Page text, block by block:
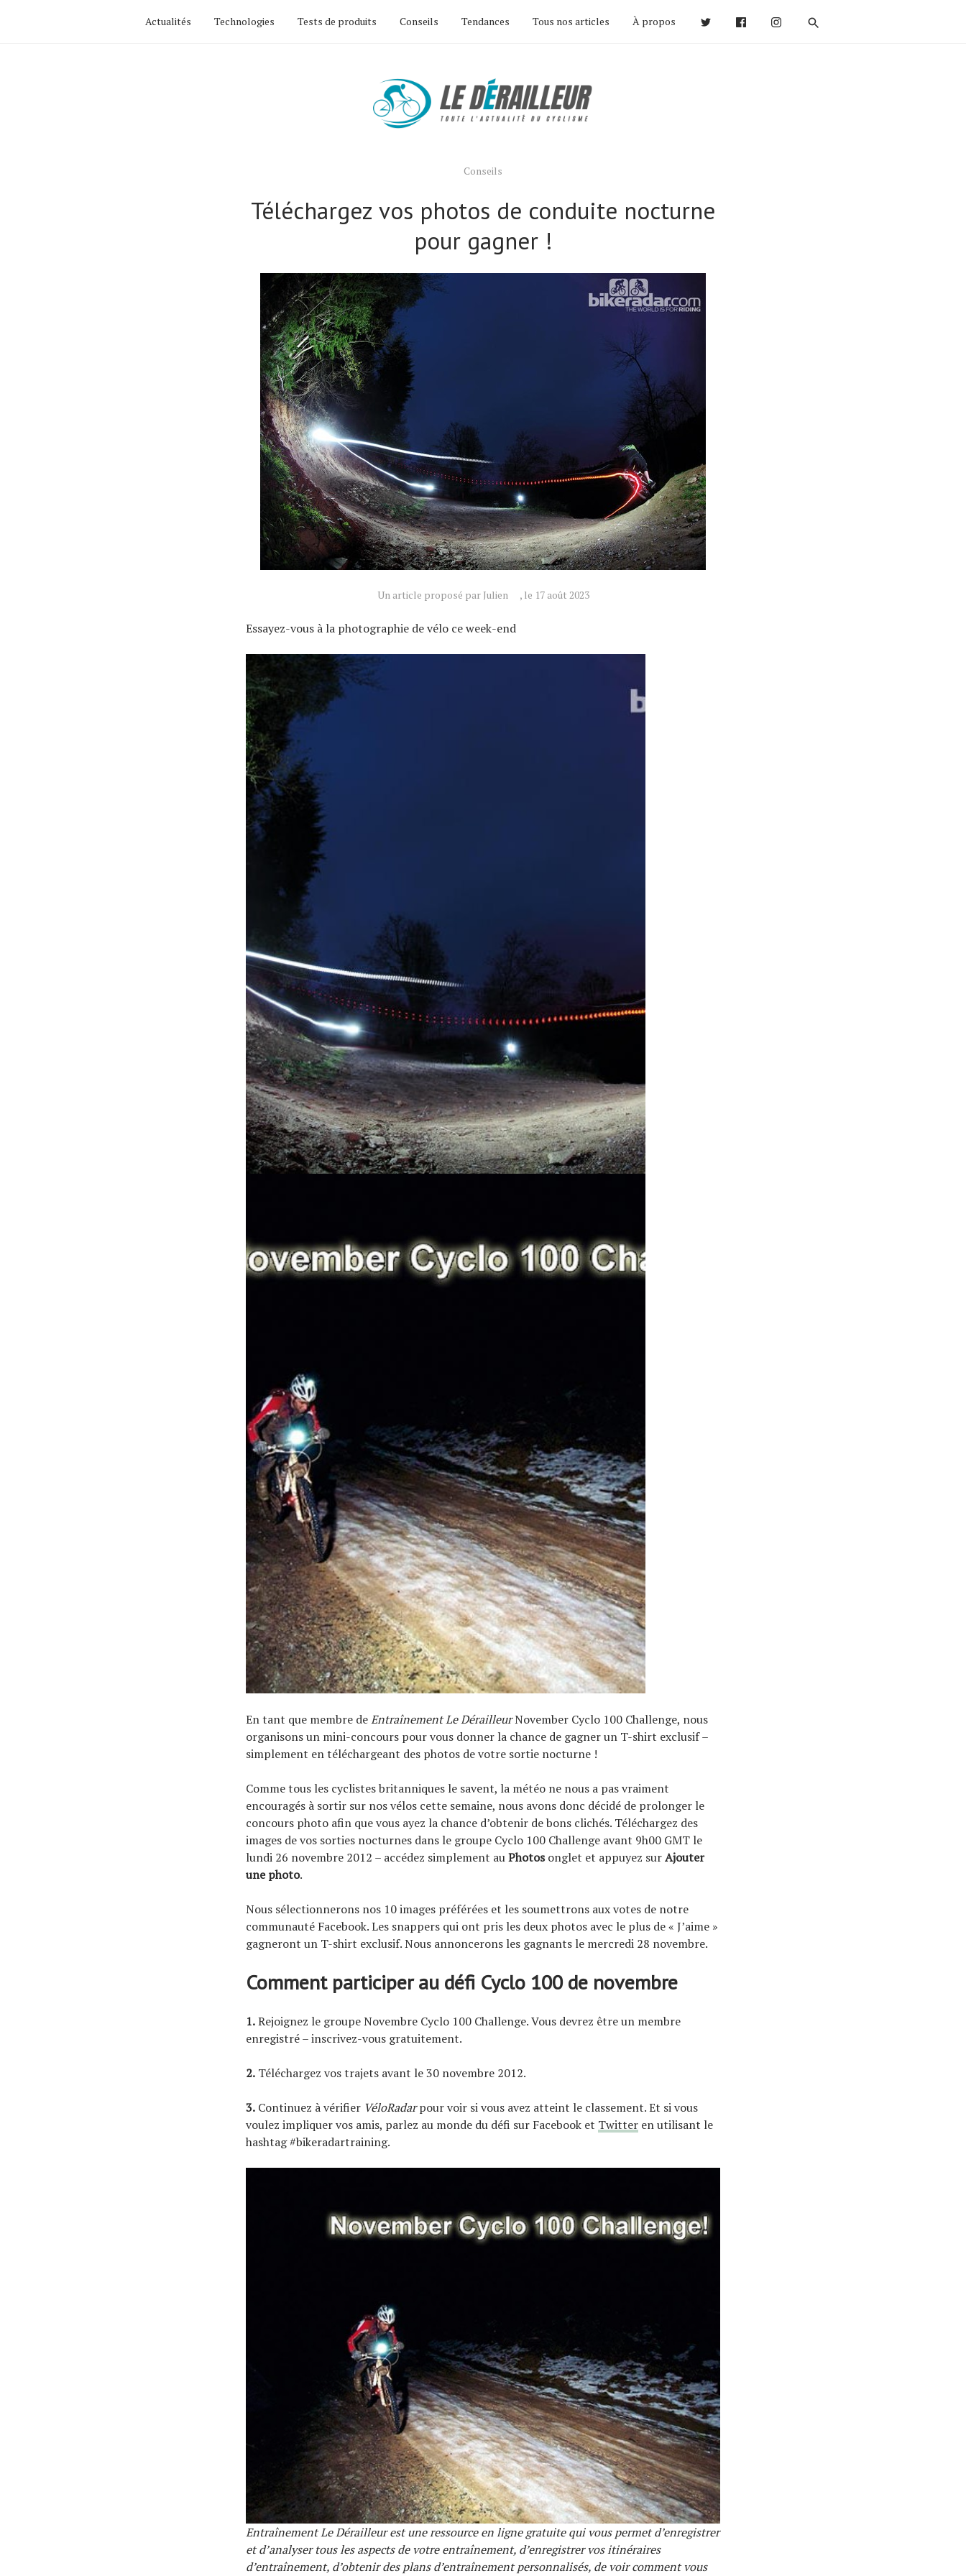
Actualités Technologies Tests de produits Conseils Tendances Tous nos articles À propos
Conseils
Téléchargez vos photos de conduite nocturne
pour gagner !
Un article proposé par Julien , le 17 août 2023
Essayez-vous à la photographie de vélo ce week-end
En tant que membre deEntraînement Le DérailleurNovember Cyclo 100 Challenge, nous
organisons un mini-concours pour vous donner la chance de gagner un T-shirt exclusif –
simplement en téléchargeant des photos de votre sortie nocturne !
Comme tous les cyclistes britanniques le savent, la météo ne nous a pas vraiment
encouragés à sortir sur nos vélos cette semaine, nous avons donc décidé de prolonger le
concours photo afin que vous ayez la chance d’obtenir de bons clichés. Téléchargez des
images de vos sorties nocturnes dans le groupe Cyclo 100 Challenge avant 9h00 GMT le
lundi 26 novembre 2012 – accédez simplement auPhotosonglet et appuyez surAjouter
une photo.
Nous sélectionnerons nos 10 images préférées et les soumettrons aux votes de notre
communauté Facebook. Les snappers qui ont pris les deux photos avec le plus de « J’aime »
gagneront un T-shirt exclusif. Nous annoncerons les gagnants le mercredi 28 novembre.
Comment participer au défi Cyclo 100 de novembre
1.Rejoignez le groupe Novembre Cyclo 100 Challenge. Vous devrez être un membre
enregistré – inscrivez-vous gratuitement.
2. Téléchargez vos trajets avant le 30 novembre 2012.
3. Continuez à vérifier VéloRadarpour voir si vous avez atteint le classement. Et si vous
voulez impliquer vos amis, parlez au monde du défi sur Facebook et Twitter en utilisant le
hashtag #bikeradartraining.
Entraînement Le Dérailleurest une ressource en ligne gratuite qui vous permet d’enregistrer
et d’analyser tous les aspects de votre entraînement, d’enregistrer vos itinéraires
d’entraînement, d’obtenir des plans d’entraînement personnalisés, de voir comment vous